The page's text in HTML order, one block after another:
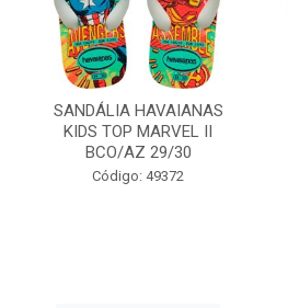
SANDÁLIA HAVAIANAS
KIDS TOP MARVEL II
BCO/AZ 29/30
Código: 49372